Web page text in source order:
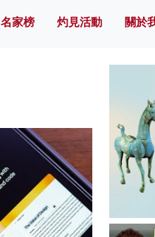
名家榜 灼見活動 關於